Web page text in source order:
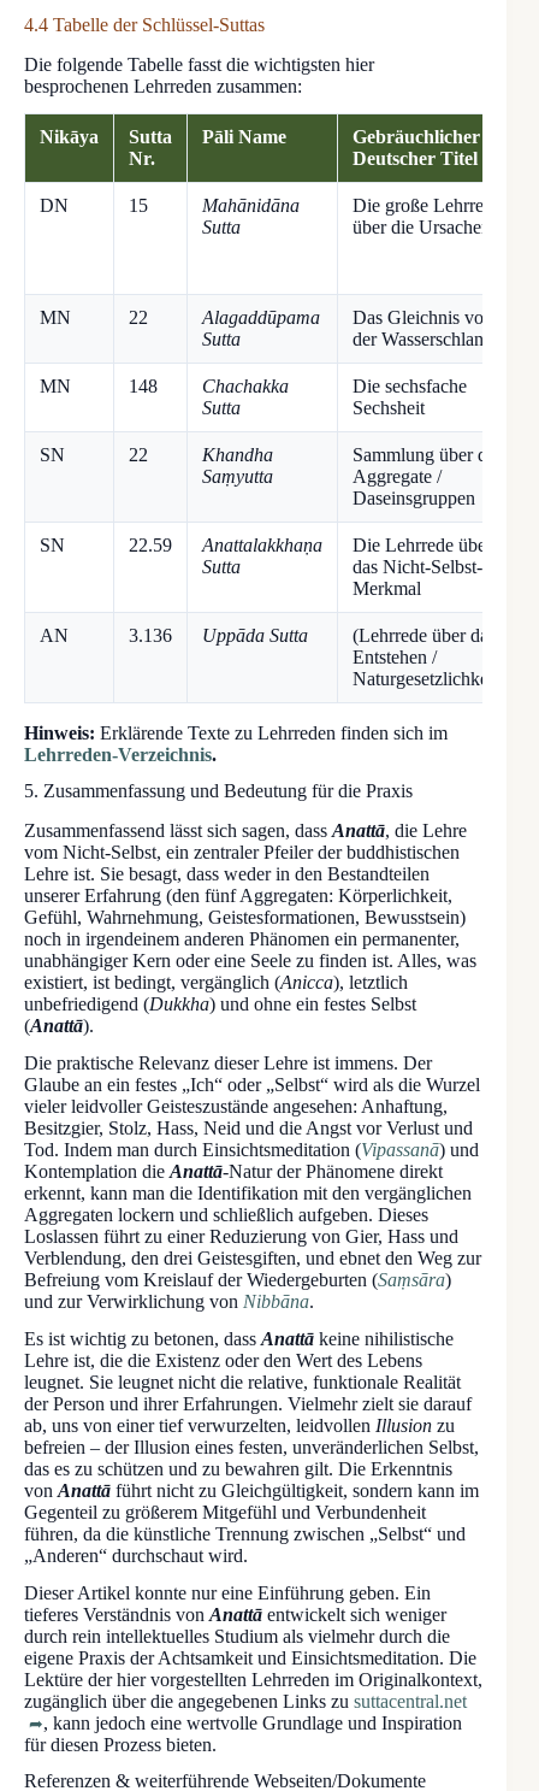
4.4 Tabelle der Schlüssel-Suttas
Die folgende Tabelle fasst die wichtigsten hier
besprochenen Lehrreden zusammen:
Nikāya
Sutta
Nr.
Pāli Name
Gebräuchlicher
Deutscher Titel
DN 15
Mahānidāna
Sutta
Die große Lehrrede
über die Ursachen
MN 22
Alagaddūpama
Sutta
Das Gleichnis von
der Wasserschlange
MN 148
Chachakka
Sutta
Die sechsfache
Sechsheit
SN 22
Khandha
Saṃyutta
Sammlung über die
Aggregate /
Daseinsgruppen
SN 22.59
Anattalakkhaṇa
Sutta
Die Lehrrede über
das Nicht-Selbst-
Merkmal
AN 3.136 Uppāda Sutta
(Lehrrede über das)
Entstehen /
Naturgesetzlichkeit
Hinweis: Erklärende Texte zu Lehrreden finden sich im
Lehrreden-Verzeichnis.
5. Zusammenfassung und Bedeutung für die Praxis
Zusammenfassend lässt sich sagen, dass Anattā, die Lehre
vom Nicht-Selbst, ein zentraler Pfeiler der buddhistischen
Lehre ist. Sie besagt, dass weder in den Bestandteilen
unserer Erfahrung (den fünf Aggregaten: Körperlichkeit,
Gefühl, Wahrnehmung, Geistesformationen, Bewusstsein)
noch in irgendeinem anderen Phänomen ein permanenter,
unabhängiger Kern oder eine Seele zu finden ist. Alles, was
existiert, ist bedingt, vergänglich (Anicca), letztlich
unbefriedigend (Dukkha) und ohne ein festes Selbst
(Anattā).
Die praktische Relevanz dieser Lehre ist immens. Der
Glaube an ein festes „Ich“ oder „Selbst“ wird als die Wurzel
vieler leidvoller Geisteszustände angesehen: Anhaftung,
Besitzgier, Stolz, Hass, Neid und die Angst vor Verlust und
Tod. Indem man durch Einsichtsmeditation (Vipassanā) und
Kontemplation die Anattā-Natur der Phänomene direkt
erkennt, kann man die Identifikation mit den vergänglichen
Aggregaten lockern und schließlich aufgeben. Dieses
Loslassen führt zu einer Reduzierung von Gier, Hass und
Verblendung, den drei Geistesgiften, und ebnet den Weg zur
Befreiung vom Kreislauf der Wiedergeburten (Saṃsāra)
und zur Verwirklichung von Nibbāna.
Es ist wichtig zu betonen, dass Anattā keine nihilistische
Lehre ist, die die Existenz oder den Wert des Lebens
leugnet. Sie leugnet nicht die relative, funktionale Realität
der Person und ihrer Erfahrungen. Vielmehr zielt sie darauf
ab, uns von einer tief verwurzelten, leidvollen Illusion zu
befreien – der Illusion eines festen, unveränderlichen Selbst,
das es zu schützen und zu bewahren gilt. Die Erkenntnis
von Anattā führt nicht zu Gleichgültigkeit, sondern kann im
Gegenteil zu größerem Mitgefühl und Verbundenheit
führen, da die künstliche Trennung zwischen „Selbst“ und
„Anderen“ durchschaut wird.
Dieser Artikel konnte nur eine Einführung geben. Ein
tieferes Verständnis von Anattā entwickelt sich weniger
durch rein intellektuelles Studium als vielmehr durch die
eigene Praxis der Achtsamkeit und Einsichtsmeditation. Die
Lektüre der hier vorgestellten Lehrreden im Originalkontext,
zugänglich über die angegebenen Links zu suttacentral.net
, kann jedoch eine wertvolle Grundlage und Inspiration
für diesen Prozess bieten.
Referenzen & weiterführende Webseiten/Dokumente